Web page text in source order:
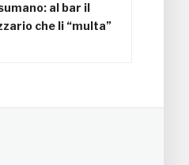
al bar il
che li “multa”